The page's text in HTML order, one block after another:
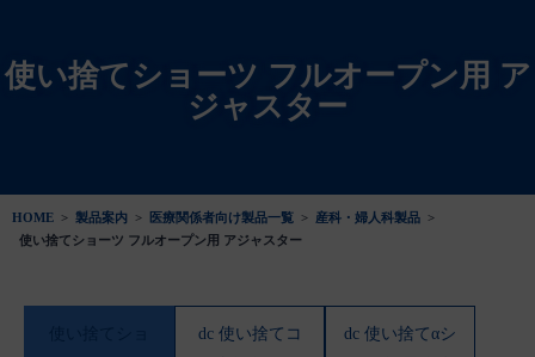
使い捨てショーツ フルオープン用 ア
ジャスター
HOME > 製品案内 > 医療関係者向け製品一覧 > 産科・婦人科製品 >
使い捨てショーツ フルオープン用 アジャスター
dc 使い捨てコ
dc 使い捨てαシ